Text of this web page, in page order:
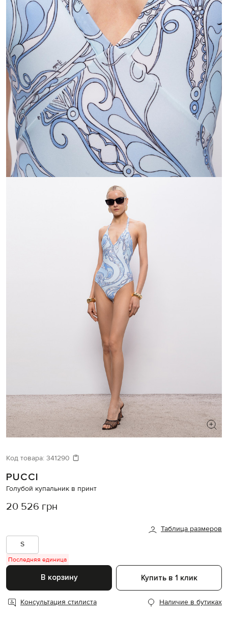
Давайте подберем что-то еще
Похожие товары
Код товара: 341290
PUCCI
Голубой купальник в принт
20 526 грн
Таблица размеров
S
Последняя единица
В корзину Купить в 1 клик
Консультация стилиста Наличие в бутиках